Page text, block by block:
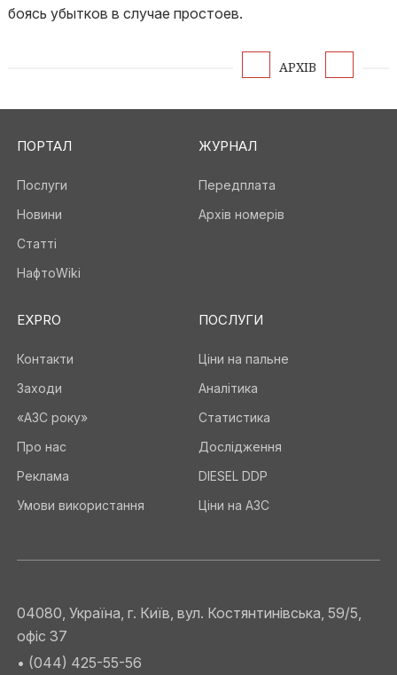
боясь убытков в случае простоев.
АРХІВ
ПОРТАЛ
Послуги
Новини
Статті
НафтоWiki
ЖУРНАЛ
Передплата
Архів номерів
EXPRO
Контакти
Заходи
«АЗС року»
Про нас
Реклама
Умови використання
ПОСЛУГИ
Ціни на пальне
Аналітика
Статистика
Дослідження
DIESEL DDP
Ціни на АЗС
04080, Україна, г. Київ, вул. Костянтинівська, 59/5,
офіс 37
• (044) 425-55-56